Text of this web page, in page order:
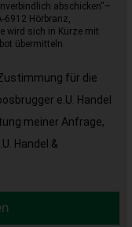
abschicken“–
6912 Hörbranz,
wird sich in Kürze mit
übermitteln.
für die
e.U. Handel
meiner Anfrage,
Handel &